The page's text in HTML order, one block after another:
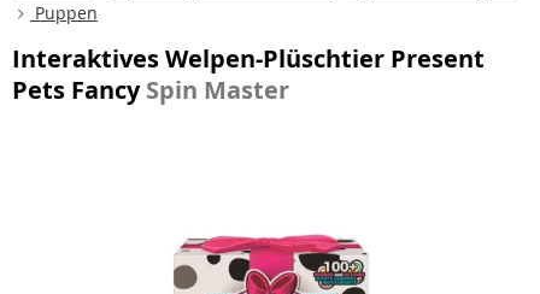
Puppen
Interaktives Welpen-Plüschtier Present
Pets FancySpin Master